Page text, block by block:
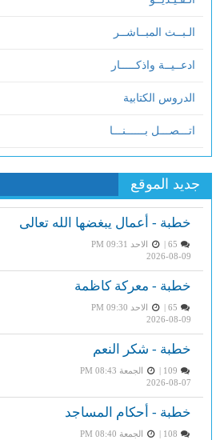
الـبــث المبــاشــر
ادعــيــة واذكـــــار
الدروس الكتابية
اتـــصـــل بــــــنـــا
جديد الموقع
خطبة - أعمال يبغضها الله تعالى
الاحد PM 09:31
2026-08-09
خطبة - معركة كاظمة
الاحد PM 09:30
2026-08-09
خطبة - شكر النعم
الجمعة PM 08:43
2026-08-07
خطبة - أحكام المساجد
الجمعة PM 08:40